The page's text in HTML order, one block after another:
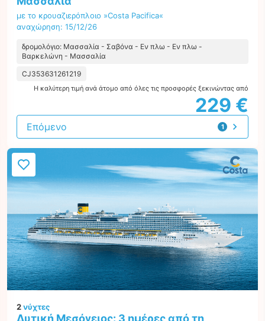
με το κρουαζιερόπλοιο »Costa Pacifica«
αναχώρηση: 15/12/26
δρομολόγιο: Μασσαλία - Σαβόνα - Εν πλω - Εν πλω -
Βαρκελώνη - Μασσαλία
CJ353631261219
Η καλύτερη τιμή ανά άτομο από όλες τις προσφορές ξεκινώντας από
229 €
1
προσφορά
Επόμενο
2νύχτες
Δυτική Μεσόγειος: 3 ημέρες από τη